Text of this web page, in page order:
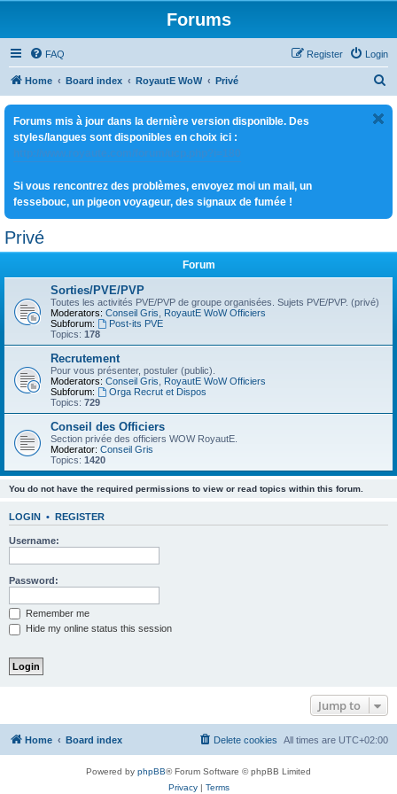
Forums
FAQ Login
Register
Home Board index RoyautE WoW Privé
Forums mis à jour dans la dernière version disponible. Des
styles/langues sont disponibles en choix ici :
http://www.royaute.com/forum/ucp.php?i=180
Si vous rencontrez des problèmes, envoyez moi un mail, un
fessebouc, un pigeon voyageur, des signaux de fumée !
Privé
Forum
Sorties/PVE/PVP
Toutes les activités PVE/PVP de groupe organisées. Sujets PVE/PVP. (privé)
Moderators: Conseil Gris
RoyautE WoW Officiers
Subforum:
Post-its PVE
Topics: 178
Recrutement
Pour vous présenter, postuler (public).
Moderators: Conseil Gris
RoyautE WoW Officiers
Subforum:
Orga Recrut et Dispos
Topics: 729
Conseil des Officiers
Section privée des officiers WOW RoyautE.
Moderator: Conseil Gris
Topics: 1420
You do not have the required permissions to view or read topics within this forum.
LOGIN • REGISTER
Username:
Password:
Remember me
Hide my online status this session
Jump to
Home Board index All times are UTC+02:00
Delete cookies
Powered by phpBB® Forum Software © phpBB Limited
Privacy| Terms